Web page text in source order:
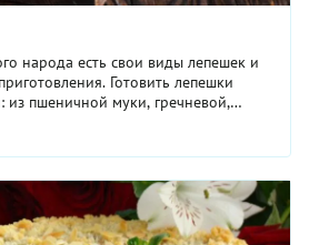
народа есть свои виды лепешек и
Готовить лепешки
пшеничной муки, гречневой,
муки. Тесто ...